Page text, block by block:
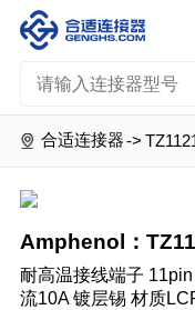
合适连接器 ->
Amphenol：
耐高温接线端子 11pin
流10A 镀层锡 材质